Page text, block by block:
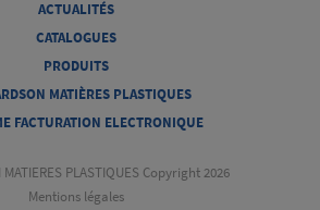
ACTUALITÉS
CATALOGUES
PRODUITS
MATIÈRES PLASTIQUES
FACTURATION ELECTRONIQUE
MATIERES PLASTIQUES Copyright 2026
Mentions légales